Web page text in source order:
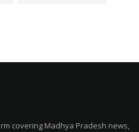
covering Madhya Pradesh news,